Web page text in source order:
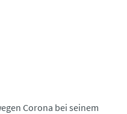
Corona bei seinem